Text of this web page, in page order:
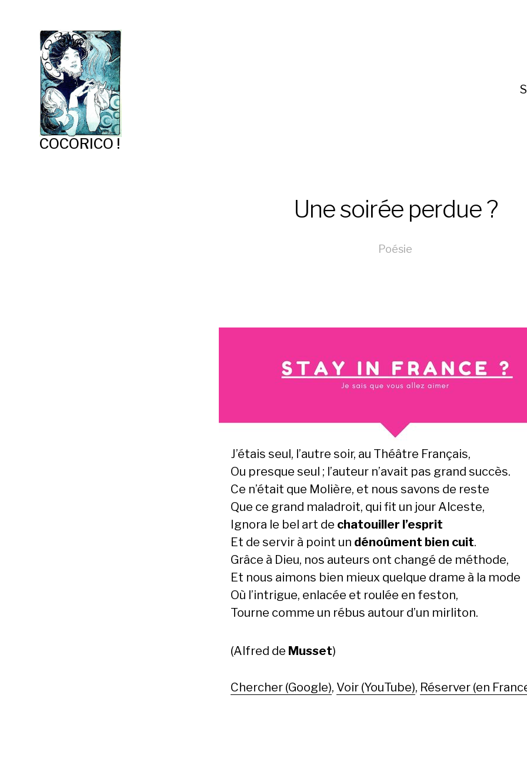
COCORICO !
Une soirée perdue ?
Poésie
J’étais seul, l’autre soir, au Théâtre Français,
Ou presque seul ; l’auteur n’avait pas grand succès.
Ce n’était que Molière, et nous savons de reste
Que ce grand maladroit, qui fit un jour Alceste,
Ignora le bel art de chatouiller l’esprit
Et de servir à point un dénoûment bien cuit.
Grâce à Dieu, nos auteurs ont changé de méthode,
Et nous aimons bien mieux quelque drame à la mode
Où l’intrigue, enlacée et roulée en feston,
Tourne comme un rébus autour d’un mirliton.
(Alfred de Musset)
Chercher (Google), Voir (YouTube), Réserver (en